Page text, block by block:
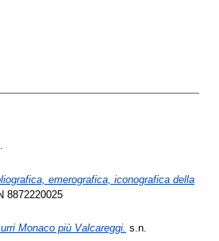
emerografica, iconografica della
8872220025
Monaco più Valcareggi. s.n.